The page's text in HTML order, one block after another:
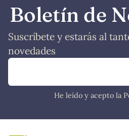
Boletín de
Suscríbete y estarás al
novedades
He leído y acepto la